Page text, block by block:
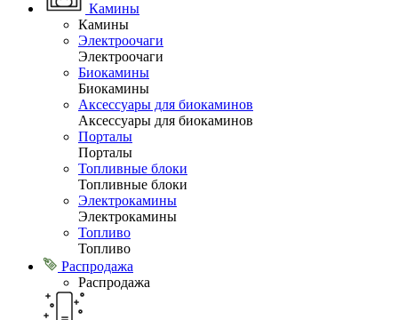
Камины
Камины
Электроочаги
Электроочаги
Биокамины
Биокамины
Аксессуары для биокаминов
Аксессуары для биокаминов
Порталы
Порталы
Топливные блоки
Топливные блоки
Электрокамины
Электрокамины
Топливо
Топливо
Распродажа
Распродажа